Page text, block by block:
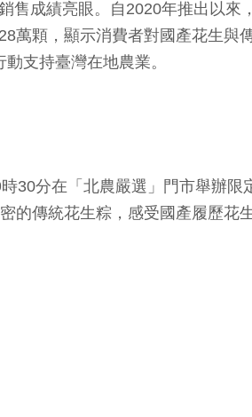
成績亮眼。自2020年推出以來
萬顆，顯示消費者對國產花生
支持臺灣在地農業。
分在「北農嚴選」門市舉辦限
的傳統花生粽，感受國產履歷花